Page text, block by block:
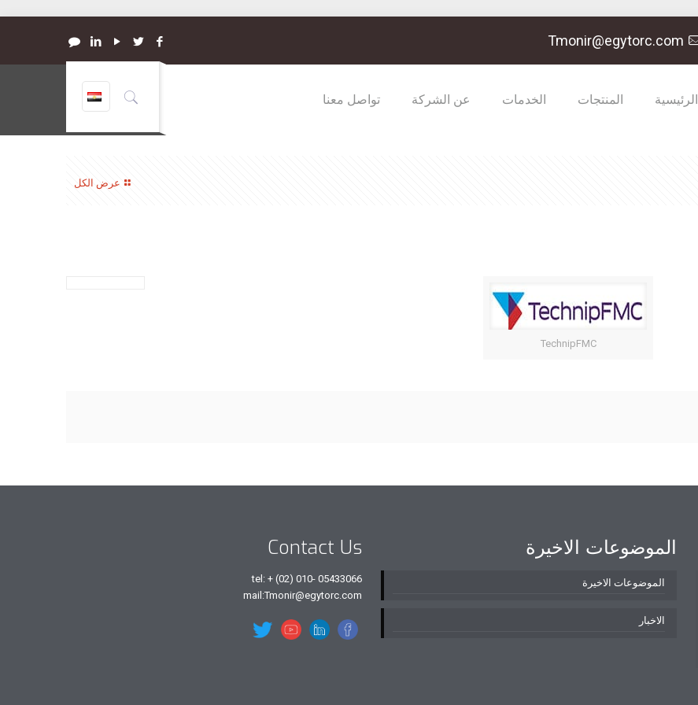
Tmonir@egytorc.com
الرئيسية المنتجات الخدمات عن الشركة تواصل معنا
عرض الكل
TechnipFMC
الموضوعات الاخيرة
الموضوعات الاخيرة
الاخبار
Contact Us
tel: + (02) 010- 05433066
mail:Tmonir@egytorc.com